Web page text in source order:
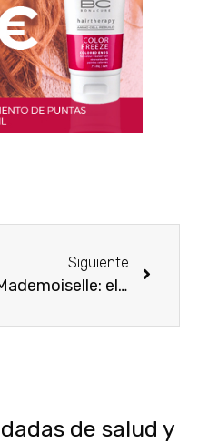
Siguiente
Mademoiselle: elegancia y sofisticación parisina
de salud y